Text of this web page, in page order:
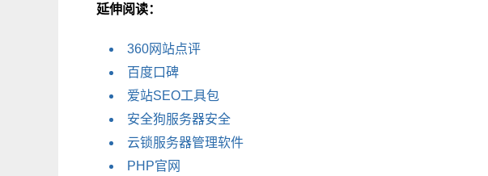
延伸阅读：
360网站点评
百度口碑
爱站SEO工具包
安全狗服务器安全
云锁服务器管理软件
PHP官网